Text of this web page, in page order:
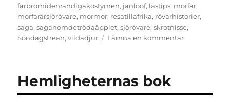
farbrornidenrandigakostymen, janlööf, lästips, morfar,
morfarärsjörövare, mormor, resatillafrika, rövarhistorier,
saga,saganomdetrödaäpplet,sjörövare,skrotnisse,
Söndagstrean,vildadjur Lämna en kommentartill
Hemligheternas bok